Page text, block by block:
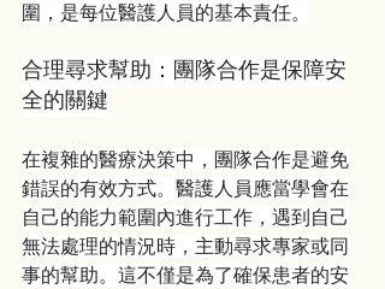
圍，是每位醫護人員的基本責任。
合理尋求幫助：團隊合作是保障安
全的關鍵
在複雜的醫療決策中，團隊合作是避免
錯誤的有效方式。醫護人員應當學會在
自己的能力範圍內進行工作，遇到自己
無法處理的情況時，主動尋求專家或同
事的幫助。這不僅是為了確保患者的安